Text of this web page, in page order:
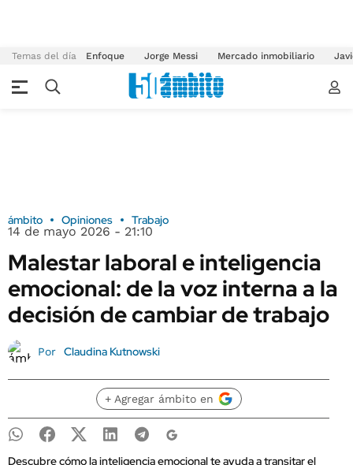
Temas del día Enfoque Jorge Messi Mercado inmobiliario
ámbito Opiniones Trabajo
14 de mayo 2026 - 21:10
Malestar laboral e inteligencia
emocional: de la voz interna a la
decisión de cambiar de trabajo
Por Claudina Kutnowski
+ Agregar ámbito en
Descubre cómo la inteligencia emocional te ayuda a transitar el